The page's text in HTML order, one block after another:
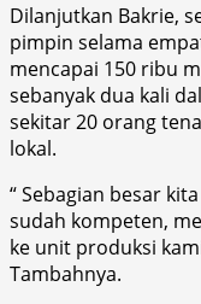
Dilanjutkan Bakrie,
pimpin selama
mencapai 150 ribu
sebanyak dua kali
sekitar 20 orang
lokal.
“ Sebagian besar
sudah kompeten,
ke unit produksi
Tambahnya.